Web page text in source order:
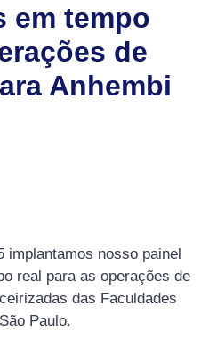
em tempo
de
Anhembi
implantamos nosso painel
real para as operações de
das Faculdades
Paulo.